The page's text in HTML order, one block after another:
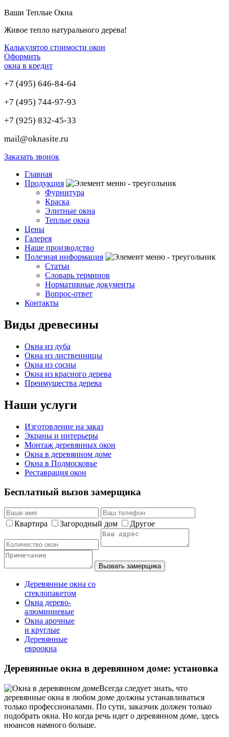
Ваши Теплые Окна
Живое тепло натурального дерева!
Калькулятор стоимости окон
Оформить
окна в кредит
+7 (495) 646-84-64
+7 (495) 744-97-93
+7 (925) 832-45-33
mail@oknasite.ru
Заказать звонок
Главная
Продукция
Фурнитура
Краска
Элитные окна
Теплые окна
Цены
Галерея
Наше производство
Полезная информация
Статьи
Словарь терминов
Нормативные документы
Вопрос-ответ
Контакты
Виды древесины
Окна из дуба
Окна из лиственницы
Окна из сосны
Окна из красного дерева
Преимущества дерева
Наши услуги
Изготовление на заказ
Экраны и интерьеры
Монтаж деревянных окон
Окна в деревянном доме
Окна в Подмосковье
Реставрация окон
Бесплатный вызов замерщика
Квартира Загородный дом Другое
Вызвать замерщика
Деревянные окна со
стеклопакетом
Окна дерево-
алюминиевые
Окна арочные
и круглые
Деревянные
евроокна
Деревянные окна в деревянном доме: установка
Всегда следует знать, что
деревянные окна в любом доме должны устанавливаться
только профессионалами. По сути, заказчик должен только
подобрать окна. Но когда речь идет о деревянном доме, здесь
нюансов намного больше.